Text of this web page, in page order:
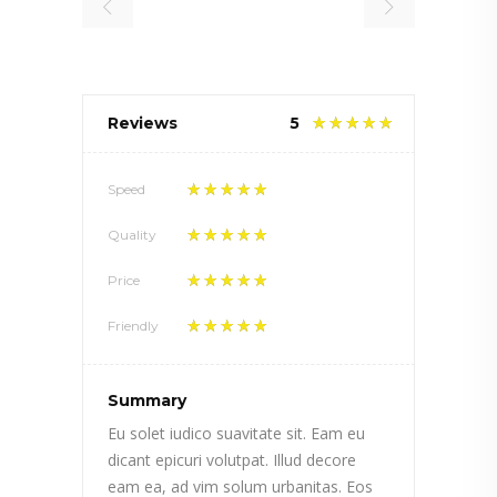
Reviews 5
Speed
Quality
Price
Friendly
Summary
Eu solet iudico suavitate sit. Eam eu
dicant epicuri volutpat. Illud decore
eam ea, ad vim solum urbanitas. Eos